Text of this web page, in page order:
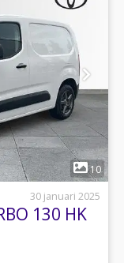
10
30 januari 2025
130 HK